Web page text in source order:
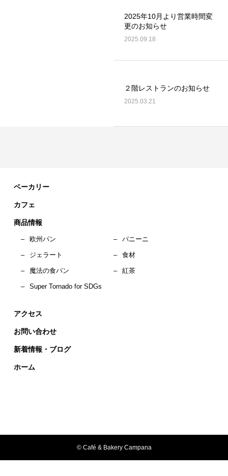
2025年10月より営業時間変
更のお知らせ
2025.09.18
２階レストランのお知らせ
2025.03.21
ベーカリー
カフェ
商品情報
– 欧州パン – パニーニ
– ジェラート – 食材
– 魔法の食パン – 紅茶
– Super Tornado for SDGs
アクセス
お問い合わせ
新着情報・ブログ
ホーム
© Café & Bakery Campana